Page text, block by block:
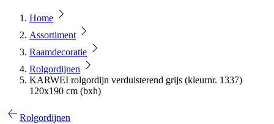
Home
Assortiment
Raamdecoratie
Rolgordijnen
KARWEI rolgordijn verduisterend grijs (kleurnr. 1337)
120x190 cm (bxh)
Rolgordijnen